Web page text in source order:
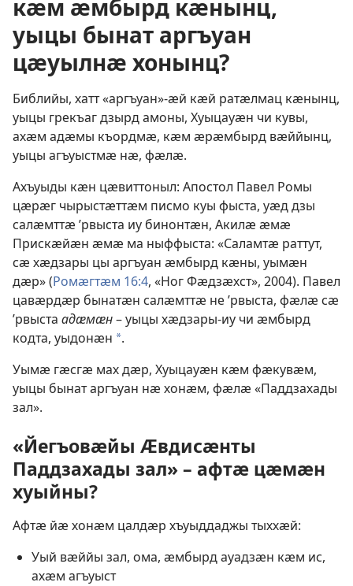
кӕм ӕмбырд кӕнынц,
уыцы бынат аргъуан
цӕуылнӕ хонынц?
Библийы, хатт «аргъуан»-ӕй кӕй ратӕлмац кӕнынц,
уыцы грекъаг дзырд амоны, Хуыцауӕн чи кувы,
ахӕм адӕмы къордмӕ, кӕм ӕрӕмбырд вӕййынц,
уыцы агъуыстмӕ нӕ, фӕлӕ.
Ахъуыды кӕн цӕвиттоныл: Апостол Павел Ромы
цӕрӕг чырыстӕттӕм писмо куы фыста, уӕд дзы
салӕмттӕ ’рвыста иу бинонтӕн, Акилӕ ӕмӕ
Прискӕйӕн ӕмӕ ма ныффыста: «Саламтӕ раттут,
сӕ хӕдзары цы аргъуан ӕмбырд кӕны, уымӕн
дӕр» (Ромӕгтӕм 16:4, «Ног Фӕдзӕхст», 2004). Павел
цавӕрдӕр бынатӕн салӕмттӕ не ’рвыста, фӕлӕ сӕ
’рвыста адӕмӕн– уыцы хӕдзары-иу чи ӕмбырд
кодта, уыдонӕн a.
Уымӕ гӕсгӕ мах дӕр, Хуыцауӕн кӕм фӕкувӕм,
уыцы бынат аргъуан нӕ хонӕм, фӕлӕ «Паддзахады
зал».
«Йегъовӕйы Ӕвдисӕнты
Паддзахады зал» – афтӕ цӕмӕн
хуыйны?
Афтӕ йӕ хонӕм цалдӕр хъуыддаджы тыххӕй:
Уый вӕййы зал, ома, ӕмбырд ауадзӕн кӕм ис,
ахӕм агъуыст